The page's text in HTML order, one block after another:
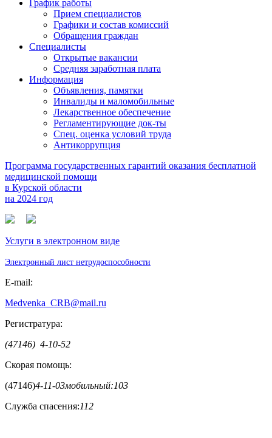
График работы
Прием специалистов
Графики и состав комиссий
Обращения граждан
Специалисты
Открытые вакансии
Средняя заработная плата
Информация
Объявления, памятки
Инвалиды и маломобильные
Лекарственное обеспечение
Регламентирующие док-ты
Спец. оценка условий труда
Антикоррупция
Программа государственных гарантий оказания бесплатной
медицинской помощи
в Курской области
на 2024 год
Услуги в электронном виде
Электронный лист нетрудоспособности
E-mail:
Medvenka_CRB@mail.ru
Регистратура:
(47146) 4-10-52
Скорая помощь:
(47146)4-11-03мобильный:103
Служба спасения:112